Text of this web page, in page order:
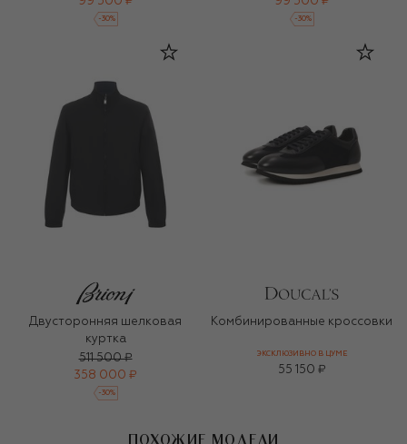
-30% -30%
Двусторонняя шелковая
куртка
511 500 ₽
358 000 ₽
-30%
Комбинированные кроссовки
ЭКСКЛЮЗИВНО В ЦУМЕ
55 150 ₽
ПОХОЖИЕ МОДЕЛИ